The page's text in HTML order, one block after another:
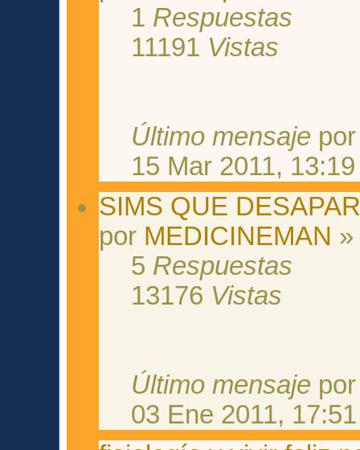
1 Respuestas
11191 Vistas
Último mensaje
15 Mar 2011, 13:19
SIMS QUE
por MEDICINEMAN »
5 Respuestas
13176 Vistas
Último mensaje
03 Ene 2011, 17:51